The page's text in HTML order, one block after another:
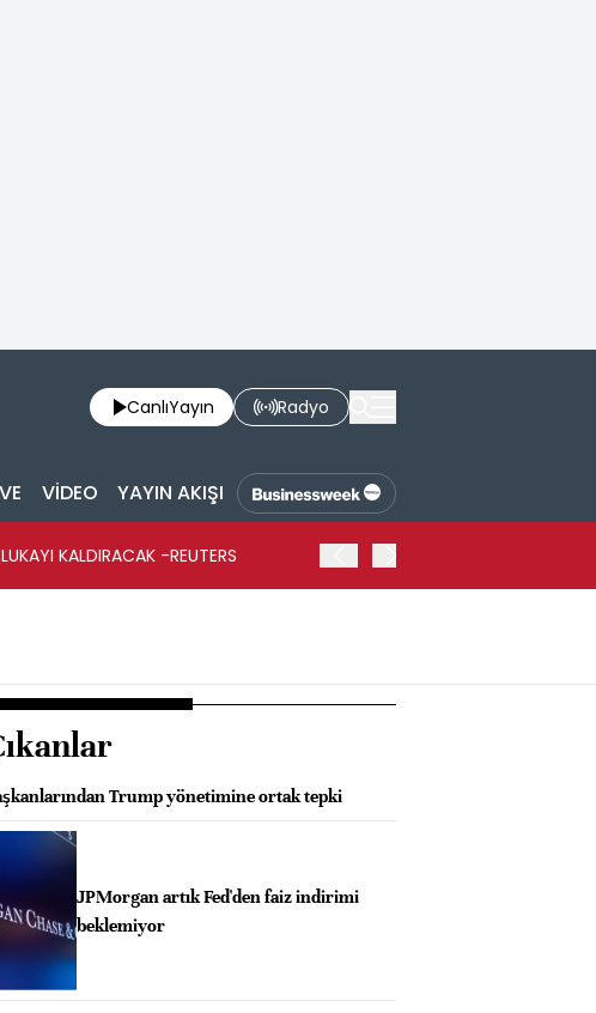
CanlıYayın Radyo
VİDEO YAYIN AKIŞI
KALDIRACAK -REUTERS
Trump yönetimine ortak tepki
JPMorgan artık Fed'den faiz indirimi
beklemiyor